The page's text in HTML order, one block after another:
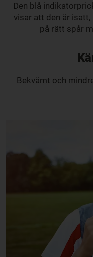
Den blå
visar att den är
på rätt spår
Bekvämt och